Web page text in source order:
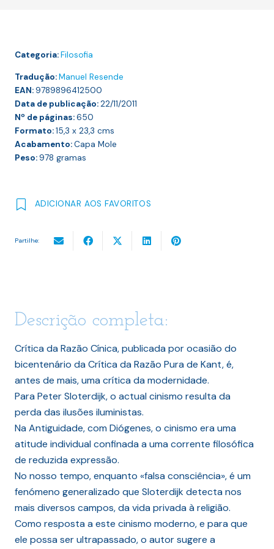
Categoria:Filosofia
Tradução:Manuel Resende
EAN:9789896412500
Data de publicação:22/11/2011
Nº de páginas:650
Formato:15,3 x 23,3 cms
Acabamento:Capa Mole
Peso:978 gramas
ADICIONAR AOS FAVORITOS
Partilhe:
Descrição completa:
Crítica da Razão Cínica, publicada por ocasião do
bicentenário da Crítica da Razão Pura de Kant, é,
antes de mais, uma crítica da modernidade.
Para Peter Sloterdijk, o actual cinismo resulta da
perda das ilusões iluministas.
Na Antiguidade, com Diógenes, o cinismo era uma
atitude individual confinada a uma corrente filosófica
de reduzida expressão.
No nosso tempo, enquanto «falsa consciência», é um
fenómeno generalizado que Sloterdijk detecta nos
mais diversos campos, da vida privada à religião.
Como resposta a este cinismo moderno, e para que
ele possa ser ultrapassado, o autor sugere a